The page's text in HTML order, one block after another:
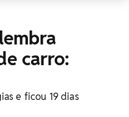
carro:
e ficou 19 dias